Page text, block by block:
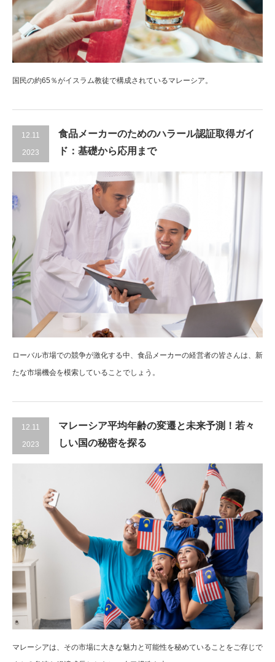
国民の約65％がイスラム教徒で構成されているマレーシア。
12.11
2023
食品メーカーのためのハラール認証取得ガイ
ド：基礎から応用まで
ローバル市場での競争が激化する中、食品メーカーの経営者の皆さんは、新
たな市場機会を模索していることでしょう。
12.11
2023
マレーシア平均年齢の変遷と未来予測！若々
しい国の秘密を探る
マレーシアは、その市場に大きな魅力と可能性を秘めていることをご存じで